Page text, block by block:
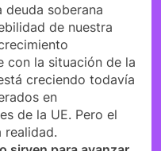
deuda soberana
de nuestra
con la situación de la
creciendo todavía
en
de la UE. Pero el
realidad.